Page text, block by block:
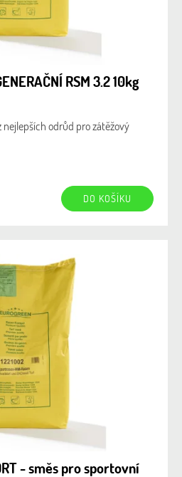
RSM 3.2 10kg
nejlepších odrůd pro zátěžový
DO KOŠÍKU
- směs pro sportovní